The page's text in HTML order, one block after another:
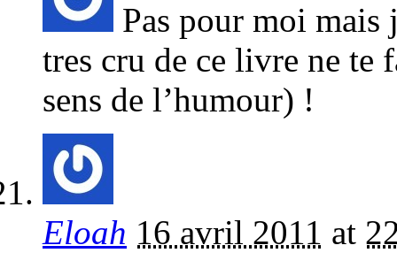
Pas pour moi mais
tres cru de ce livre ne te
sens de l’humour) !
Eloah 16 avril 2011 at